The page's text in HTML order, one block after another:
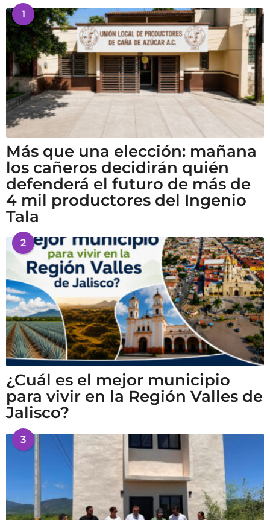
1
Más que una elección: mañana
los cañeros decidirán quién
defenderá el futuro de más de
4 mil productores del Ingenio
Tala
2
¿Cuál es el mejor municipio
para vivir en la Región Valles de
Jalisco?
3